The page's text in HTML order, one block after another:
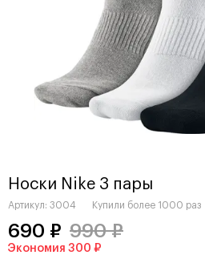
Носки Nike 3 пары
Артикул: 3004 Купили более 1000 раз
690 ₽ 990 ₽
Экономия 300 ₽